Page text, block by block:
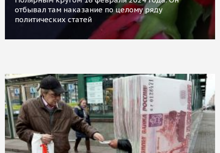
отбывал там наказание по целому ряду
политических статей